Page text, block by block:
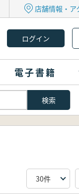
店舗情報・ア
電子書籍